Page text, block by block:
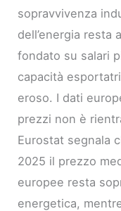
sopravvivenza
dell’energia resta
fondato su salari
capacità
eroso. I dati
prezzi non è
Eurostat segnala
2025 il prezzo
europee resta
energetica,